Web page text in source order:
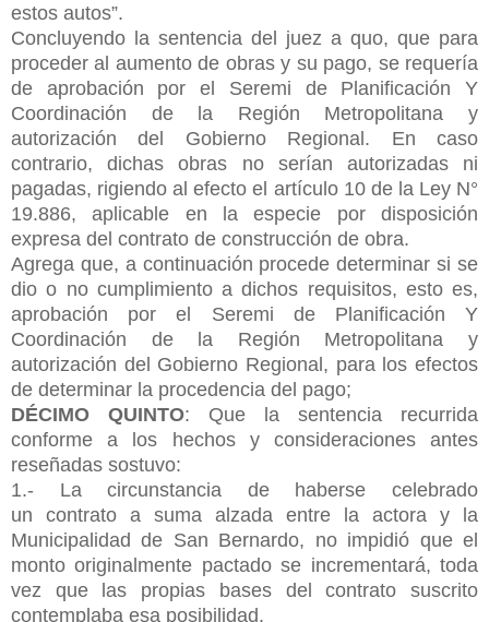
estos autos”.
Concluyendo la sentencia del juez a quo, que para
proceder al aumento de obras y su pago, se requería
de aprobación por el Seremi de Planificación Y
Coordinación de la Región Metropolitana y
autorización del Gobierno Regional. En caso
contrario, dichas obras no serían autorizadas ni
pagadas, rigiendo al efecto el artículo 10 de la Ley N°
19.886, aplicable en la especie por disposición
expresa del contrato de construcción de obra.
Agrega que, a continuación procede determinar si se
dio o no cumplimiento a dichos requisitos, esto es,
aprobación por el Seremi de Planificación Y
Coordinación de la Región Metropolitana y
autorización del Gobierno Regional, para los efectos
de determinar la procedencia del pago;
DÉCIMO QUINTO: Que la sentencia recurrida
conforme a los hechos y consideraciones antes
reseñadas sostuvo:
1.- La circunstancia de haberse celebrado
un contrato a suma alzada entre la actora y la
Municipalidad de San Bernardo, no impidió que el
monto originalmente pactado se incrementará, toda
vez que las propias bases del contrato suscrito
contemplaba esa posibilidad.